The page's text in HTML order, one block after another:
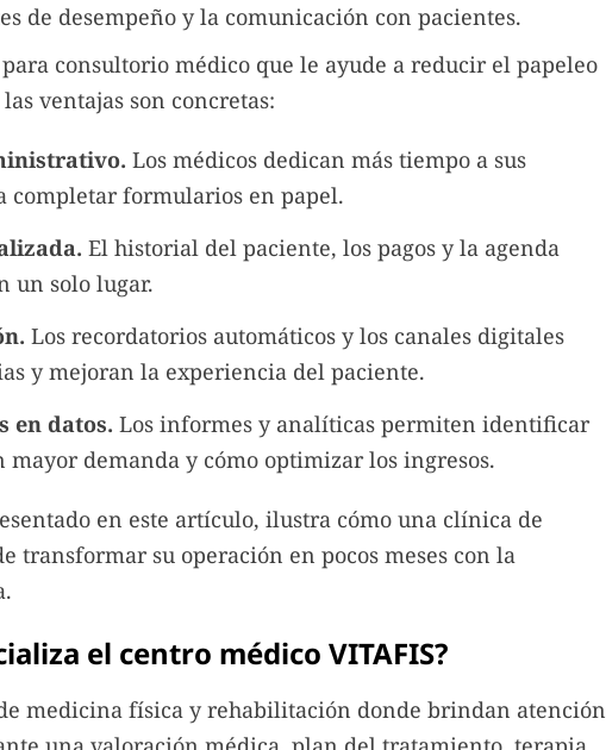
de desempeño y la comunicación con pacientes.
consultorio médico que le ayude a reducir el papeleo
ventajas son concretas:
Los médicos dedican más tiempo a sus
completar formularios en papel.
El historial del paciente, los pagos y la agenda
un solo lugar.
Los recordatorios automáticos y los canales digitales
y mejoran la experiencia del paciente.
en datos. Los informes y analíticas permiten identificar
mayor demanda y cómo optimizar los ingresos.
en este artículo, ilustra cómo una clínica de
transformar su operación en pocos meses con la
el centro médico VITAFIS?
medicina física y rehabilitación donde brindan atención